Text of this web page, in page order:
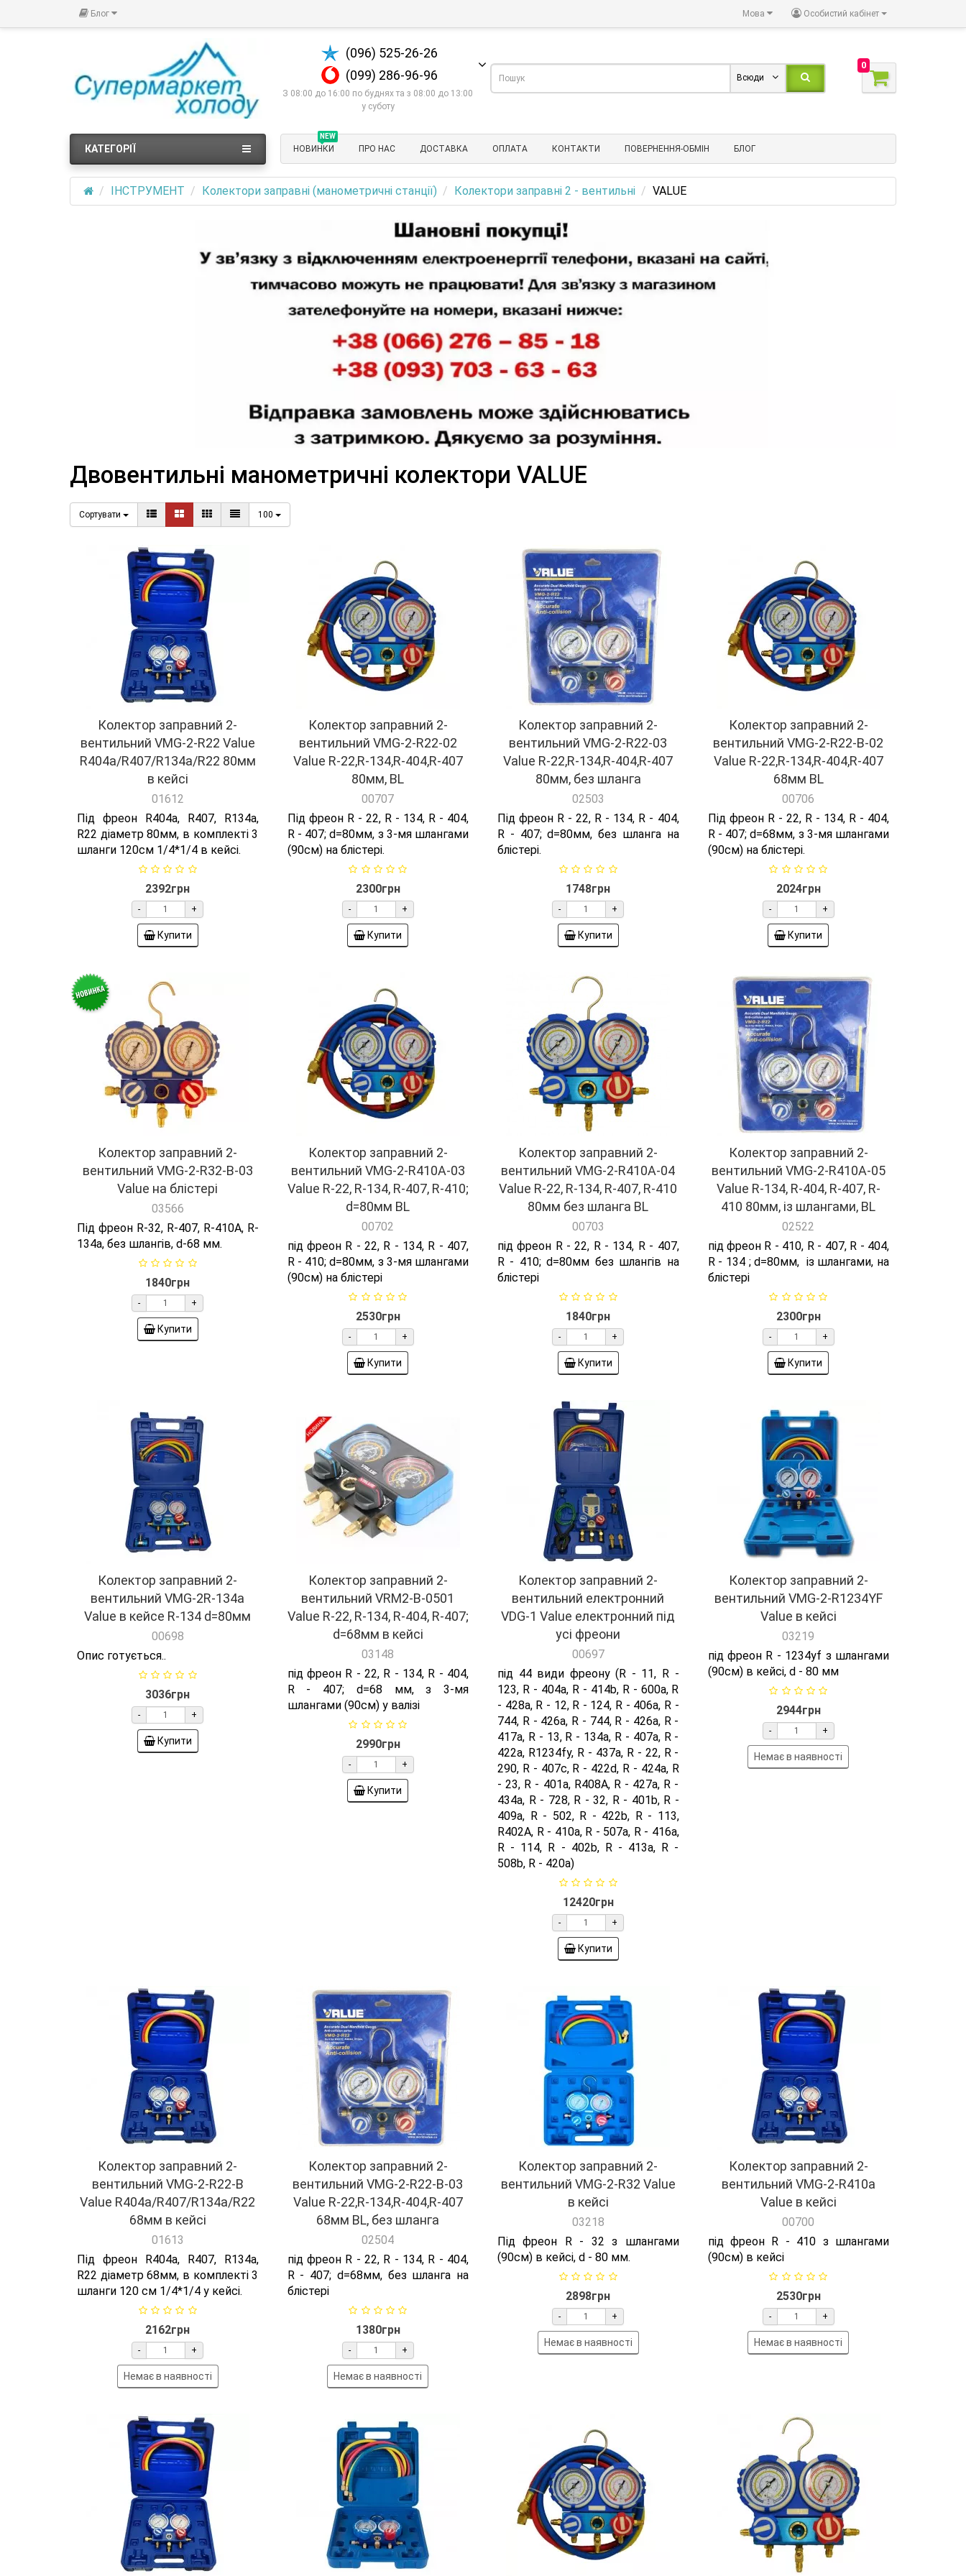
Блог Особистий кабінет
Мова
(096) 525-26-26
(099) 286-96-96
З 08:00 до 16:00 по буднях та з 08:00 до 13:00
у суботу
0
Всюди
NEW
НОВИНКИ ПРО НАС ДОСТАВКА ОПЛАТА КОНТАКТИ ПОВЕРНЕННЯ-ОБМІН БЛОГ
КАТЕГОРІЇ
ІНСТРУМЕНТ Колектори заправні (манометричні станції) Колектори заправні 2 - вентильні VALUE
Двовентильні манометричні колектори VALUE
Сортувати 100
Колектор заправний 2-
вентильний VMG-2-R22 Value
R404a/R407/R134a/R22 80мм
в кейсі
01612
Під фреон R404a, R407, R134a,
R22 діаметр 80мм, в комплекті 3
шланги 120см 1/4*1/4 в кейсі.
2392грн
- +
Купити
Колектор заправний 2-
вентильний VMG-2-R22-02
Value R-22,R-134,R-404,R-407
80мм, BL
00707
Під фреон R - 22, R - 134, R - 404,
R - 407; d=80мм, з 3-мя шлангами
(90см) на блістері.
2300грн
- +
Купити
Колектор заправний 2-
вентильний VMG-2-R22-03
Value R-22,R-134,R-404,R-407
80мм, без шланга
02503
Під фреон R - 22, R - 134, R - 404,
R - 407; d=80мм, без шланга на
блістері.
1748грн
- +
Купити
Колектор заправний 2-
вентильний VMG-2-R22-B-02
Value R-22,R-134,R-404,R-407
68мм BL
00706
Під фреон R - 22, R - 134, R - 404,
R - 407; d=68мм, з 3-мя шлангами
(90см) на блістері.
2024грн
- +
Купити
Колектор заправний 2-
вентильний VMG-2-R32-B-03
Value на блістері
03566
Під фреон R-32, R-407, R-410A, R-
134a, без шлангів, d-68 мм.
1840грн
- +
Купити
Колектор заправний 2-
вентильний VMG-2-R410A-03
Value R-22, R-134, R-407, R-410;
d=80мм BL
00702
під фреон R - 22, R - 134, R - 407,
R - 410; d=80мм, з 3-мя шлангами
(90см) на блістері
2530грн
- +
Купити
Колектор заправний 2-
вентильний VMG-2-R410A-04
Value R-22, R-134, R-407, R-410
80мм без шланга BL
00703
під фреон R - 22, R - 134, R - 407,
R - 410; d=80мм без шлангів на
блістері
1840грн
- +
Купити
Колектор заправний 2-
вентильний VMG-2-R410A-05
Value R-134, R-404, R-407, R-
410 80мм, із шлангами, BL
02522
під фреон R - 410, R - 407, R - 404,
R - 134 ; d=80мм, із шлангами, на
блістері
2300грн
- +
Купити
Колектор заправний 2-
вентильний VMG-2R-134a
Value в кейсе R-134 d=80мм
00698
Опис готується..
3036грн
- +
Купити
Колектор заправний 2-
вентильний VRM2-B-0501
Value R-22, R-134, R-404, R-407;
d=68мм в кейсі
03148
під фреон R - 22, R - 134, R - 404,
R - 407; d=68 мм, з 3-мя
шлангами (90см) у валізі
2990грн
- +
Купити
Колектор заправний 2-
вентильний електронний
VDG-1 Value електронний під
усі фреони
00697
під 44 види фреону (R - 11, R -
123, R - 404a, R - 414b, R - 600a, R
- 428a, R - 12, R - 124, R - 406a, R -
744, R - 426a, R - 744, R - 426a, R -
417a, R - 13, R - 134a, R - 407a, R -
422a, R1234fy, R - 437a, R - 22, R -
290, R - 407c, R - 422d, R - 424a, R
- 23, R - 401a, R408A, R - 427a, R -
434a, R - 728, R - 32, R - 401b, R -
409a, R - 502, R - 422b, R - 113,
R402A, R - 410a, R - 507a, R - 416a,
R - 114, R - 402b, R - 413a, R -
508b, R - 420a)
12420грн
- +
Купити
Колектор заправний 2-
вентильний VMG-2-R1234YF
Value в кейсі
03219
під фреон R - 1234yf з шлангами
(90см) в кейсі, d - 80 мм
2944грн
- +
Немає в наявності
Колектор заправний 2-
вентильний VMG-2-R22-B
Value R404a/R407/R134a/R22
68мм в кейсі
01613
Під фреон R404a, R407, R134a,
R22 діаметр 68мм, в комплекті 3
шланги 120 см 1/4*1/4 у кейсі.
2162грн
- +
Немає в наявності
Колектор заправний 2-
вентильний VMG-2-R22-B-03
Value R-22,R-134,R-404,R-407
68мм BL, без шланга
02504
під фреон R - 22, R - 134, R - 404,
R - 407; d=68мм, без шланга на
блістері
1380грн
- +
Немає в наявності
Колектор заправний 2-
вентильний VMG-2-R32 Value
в кейсі
03218
Під фреон R - 32 з шлангами
(90см) в кейсі, d - 80 мм.
2898грн
- +
Немає в наявності
Колектор заправний 2-
вентильний VMG-2-R410a
Value в кейсі
00700
під фреон R - 410 з шлангами
(90см) в кейсі
2530грн
- +
Немає в наявності